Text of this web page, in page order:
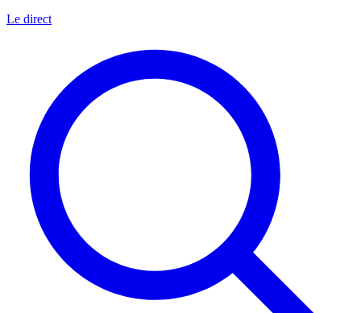
Le direct